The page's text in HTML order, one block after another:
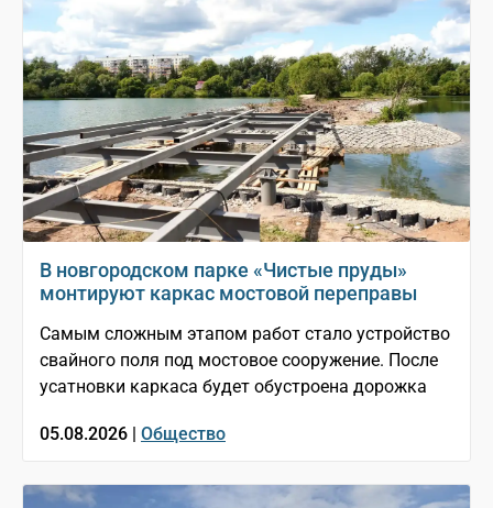
В новгородском парке «Чистые пруды»
монтируют каркас мостовой переправы
Самым сложным этапом работ стало устройство
свайного поля под мостовое сооружение. После
усатновки каркаса будет обустроена дорожка
05.08.2026 | Общество